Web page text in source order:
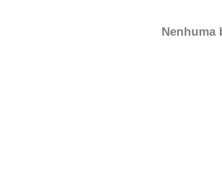
Nenhuma